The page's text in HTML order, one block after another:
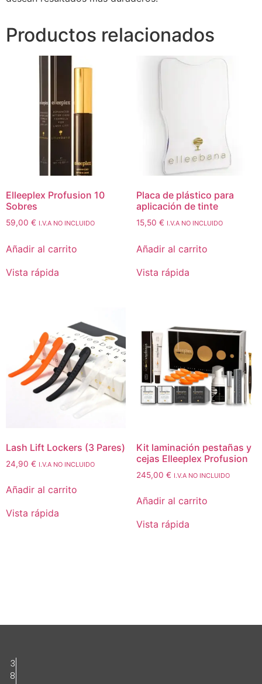
Productos relacionados
Elleeplex Profusion 10
Sobres
59,00 € I.V.A NO INCLUIDO
Añadir al carrito
Vista rápida
Placa de plástico para
aplicación de tinte
15,50 € I.V.A NO INCLUIDO
Añadir al carrito
Vista rápida
Lash Lift Lockers (3 Pares)
24,90 € I.V.A NO INCLUIDO
Añadir al carrito
Vista rápida
Kit laminación pestañas y
cejas Elleeplex Profusion
245,00 € I.V.A NO INCLUIDO
Añadir al carrito
Vista rápida
3
8